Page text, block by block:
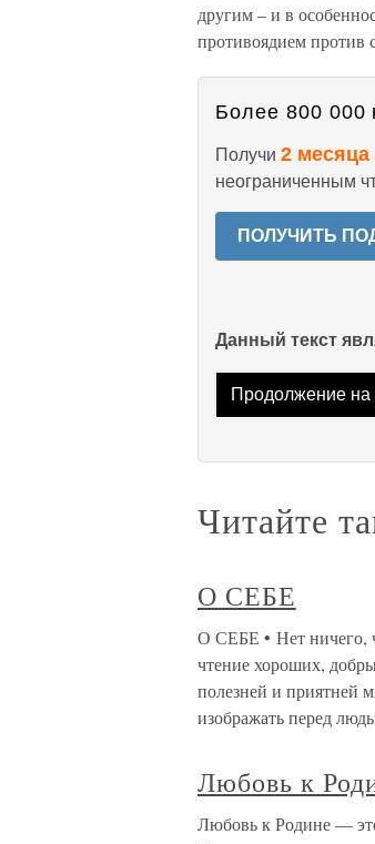
другим – и в
противоядием против
Более 800 000
Получи 2 месяца
неограниченным
ПОЛУЧИТЬ
Данный текст
Продолжение на
Читайте
О СЕБЕ
О СЕБЕ • Нет ничего,
чтение хороших,
полезней и приятней
изображать перед
Любовь к
Любовь к Родине —